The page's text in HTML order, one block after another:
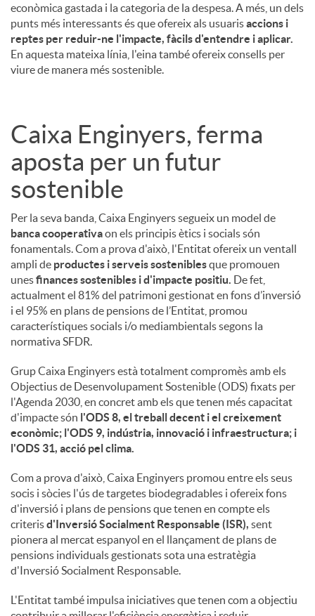
econòmica gastada i la categoria de la despesa. A més, un dels
punts més interessants és que ofereix als usuarisaccions i
reptes per reduir-ne l'impacte, fàcils d'entendre i aplicar.
En aquesta mateixa línia, l'eina també ofereix consells per
viure de manera més sostenible.
Caixa Enginyers, ferma
aposta per un futur
sostenible
Per la seva banda, Caixa Enginyers segueix un model de
banca cooperativaon els principis ètics i socials són
fonamentals. Com a prova d'això, l'Entitat ofereix un ventall
ampli de productes i serveis sosteniblesque promouen
unesfinances sostenibles i d'impacte positiu. De fet,
actualment el 81% del patrimoni gestionat en fons d’inversió
i el 95% en plans de pensions de l’Entitat, promou
característiques socials i/o mediambientals segons la
normativa SFDR.
Grup Caixa Enginyers està totalment compromès amb els
Objectius de Desenvolupament Sostenible (ODS) fixats per
l'Agenda 2030, en concret amb els que tenen més capacitat
d'impacte són l'ODS 8, el treball decent i el creixement
econòmic; l'ODS 9, indústria, innovació i infraestructura; i
l'ODS 31, acció pel clima.
Com a prova d'això, Caixa Enginyers promou entre els seus
socis i sòcies l'ús de targetes biodegradables i ofereix fons
d'inversió i plans de pensions que tenen en compte els
criterisd'Inversió Socialment Responsable (ISR), sent
pionera al mercat espanyol en el llançament de plans de
pensions individuals gestionats sota una estratègia
d'Inversió Socialment Responsable.
L'Entitat també impulsa iniciatives que tenen com a objectiu